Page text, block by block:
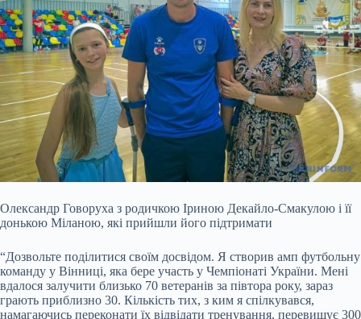
Олександр Говоруха з родичкою Іриною Декайло-Смакулою і її
донькою Міланою, які прийшли його підтримати
“Дозвольте поділитися своїм досвідом. Я створив амп футбольну
команду у Вінниці, яка бере участь у Чемпіонаті України. Мені
вдалося залучити близько 70 ветеранів за півтора року, зараз
грають приблизно 30. Кількість тих, з ким я спілкувався,
намагаючись переконати їх відвідати тренування, перевищує 300